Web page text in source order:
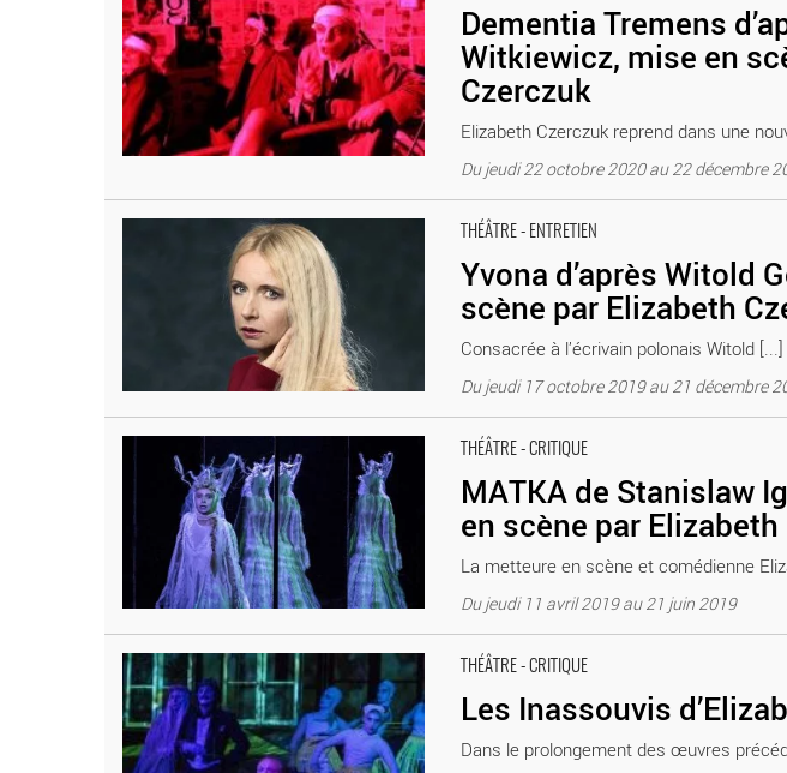
Dementia Tremens
Witkiewicz, mise en
Czerczuk
Elizabeth Czerczuk reprend dans une
Du jeudi 22 octobre 2020 au 22 décembre
THÉÂTRE - ENTRETIEN
Yvona d’après Witold
scène par Elizabeth
Consacrée à l’écrivain polonais Witold [...]
Du jeudi 17 octobre 2019 au 21 décembre
Yvona d’après Witold Gombrowicz mis en scène par Elizabeth Czerczuk - Critique
THÉÂTRE - CRITIQUE
MATKA de Stanislaw
en scène par
La metteure en scène et comédienne
Du jeudi 11 avril 2019 au 21 juin 2019
MATKA de Stanislaw Ignacy Witkiewicz, mis en scène par Elizabeth Czerczuk -
Czerszuk
THÉÂTRE - CRITIQUE
Les Inassouvis
Dans le prolongement des œuvres
Les Inassouvis d’Elizabeth Czerczuk - Critique sortie Théâtre Paris Théâtre Elizabeth